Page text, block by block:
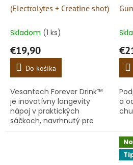
(Electrolytes + Creatine shot)
Skladom (1 ks)
€19,90
Do košíka
Vesantech Forever Drink™
je inovatívny longevity
nápoj v praktických
sáčkoch, navrhnutý pre
okamžitú hydratáciu,
a